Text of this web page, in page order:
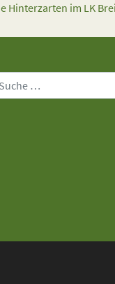
Hinterzarten im LK